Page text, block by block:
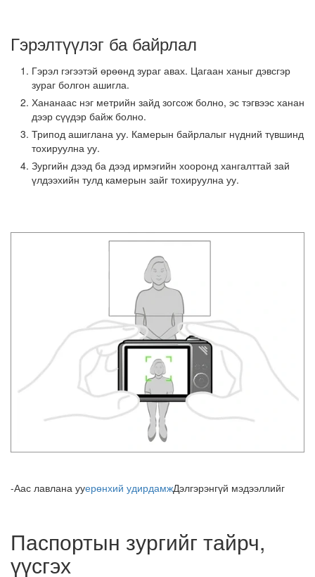
Гэрэлтүүлэг ба байрлал
Гэрэл гэгээтэй өрөөнд зураг авах. Цагаан ханыг дэвсгэр
зураг болгон ашигла.
Хананаас нэг метрийн зайд зогсож болно, эс тэгвээс ханан
дээр сүүдэр байж болно.
Трипод ашиглана уу. Камерын байрлалыг нүдний түвшинд
тохируулна уу.
Зургийн дээд ба дээд ирмэгийн хооронд хангалттай зай
үлдээхийн тулд камерын зайг тохируулна уу.
-Аас лавлана ууерөнхий удирдамжДэлгэрэнгүй мэдээллийг
Паспортын зургийг тайрч,
үүсгэх